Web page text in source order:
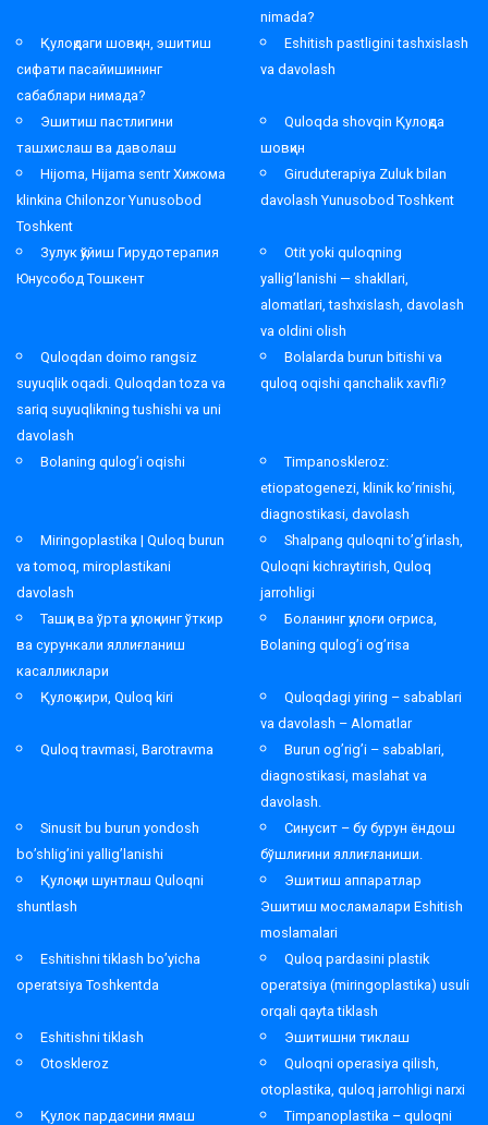
nimada?
Қулоқдаги шовқин, эшитиш
сифати пасайишининг
сабаблари нимада?
Eshitish pastligini tashxislash
va davolash
Эшитиш пастлигини
ташхислаш ва даволаш
Quloqda shovqin Қулоқда
шовқин
Hijoma, Hijama sentr Хижома
klinkina Chilonzor Yunusobod
Toshkent
Giruduterapiya Zuluk bilan
davolash Yunusobod Toshkent
Зулук қўйиш Гирудотерапия
Юнусобод Тошкент
Otit yoki quloqning
yallig’lanishi — shakllari,
alomatlari, tashxislash, davolash
va oldini olish
Quloqdan doimo rangsiz
suyuqlik oqadi. Quloqdan toza va
sariq suyuqlikning tushishi va uni
davolash
Bolalarda burun bitishi va
quloq oqishi qanchalik xavfli?
Bolaning qulog’i oqishi
Timpanoskleroz:
etiopatogenezi, klinik ko’rinishi,
diagnostikasi, davolash
Miringoplastika | Quloq burun
va tomoq, miroplastikani
davolash
Shalpang quloqni to’g’irlash,
Quloqni kichraytirish, Quloq
jarrohligi
Ташқи ва ўрта қулоқнинг ўткир
ва сурункали яллиғланиш
касалликлари
Боланинг қулоғи оғриса,
Bolaning qulog’i og’risa
Қулоқ кири, Quloq kiri
Quloqdagi yiring – sabablari
va davolash – Alomatlar
Quloq travmasi, Barotravma
Burun og’rig’i – sabablari,
diagnostikasi, maslahat va
davolash.
Sinusit bu burun yondosh
bo’shlig’ini yallig’lanishi
Синусит – бу бурун ёндош
бўшлиғини яллиғланиши.
Қулоқни шунтлаш Quloqni
shuntlash
Эшитиш аппаратлар
Эшитиш мосламалари Eshitish
moslamalari
Eshitishni tiklash bo’yicha
operatsiya Toshkentda
Quloq pardasini plastik
operatsiya (miringoplastika) usuli
orqali qayta tiklash
Eshitishni tiklash
Эшитишни тиклаш
Otoskleroz
Quloqni operasiya qilish,
otoplastika, quloq jarrohligi narxi
Қулок пардасини ямаш
Timpanoplastika – quloqni